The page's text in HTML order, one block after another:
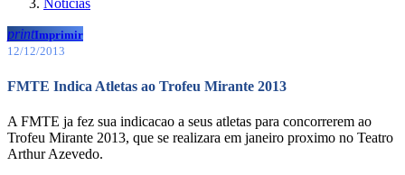
Notícias
printImprimir
12/12/2013
FMTE Indica Atletas ao Trofeu Mirante 2013
A FMTE ja fez sua indicacao a seus atletas para concorrerem ao
Trofeu Mirante 2013, que se realizara em janeiro proximo no Teatro
Arthur Azevedo.